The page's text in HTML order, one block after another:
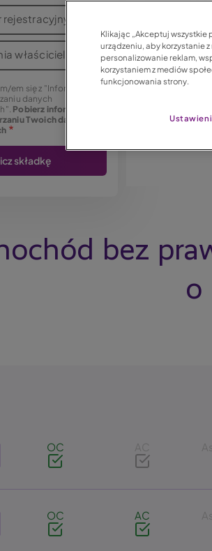
rejestracyjny
właściciela
em się z "Informacją
danych
Pobierz informację
Twoich danych
bez
o
OC AC
OC AC
Klikając „Akceptuj wszystkie
urządzeniu, aby korzystanie
personalizowanie reklam,
korzystaniem z mediów
funkcjonowania strony.